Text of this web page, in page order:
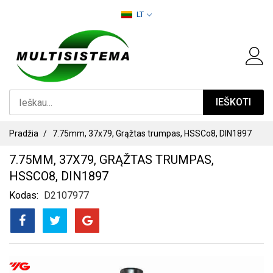
LT
IEŠKOTI
Pradžia 7.75mm, 37x79, Grąžtas trumpas, HSSCo8, DIN1897
7.75MM, 37X79, GRĄŽTAS TRUMPAS,
HSSCO8, DIN1897
Kodas D2107977
PEREITI